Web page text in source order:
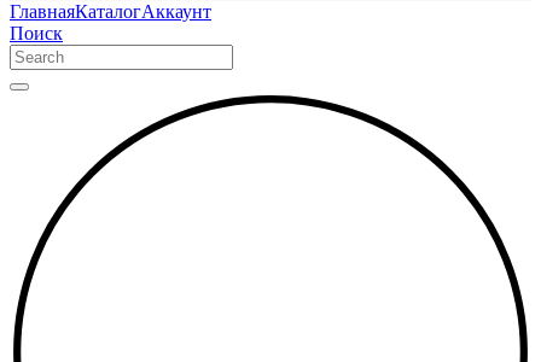
ГлавнаяКаталогАккаунт
Поиск